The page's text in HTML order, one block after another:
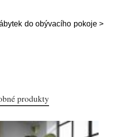
do obývacího pokoje >
produkty